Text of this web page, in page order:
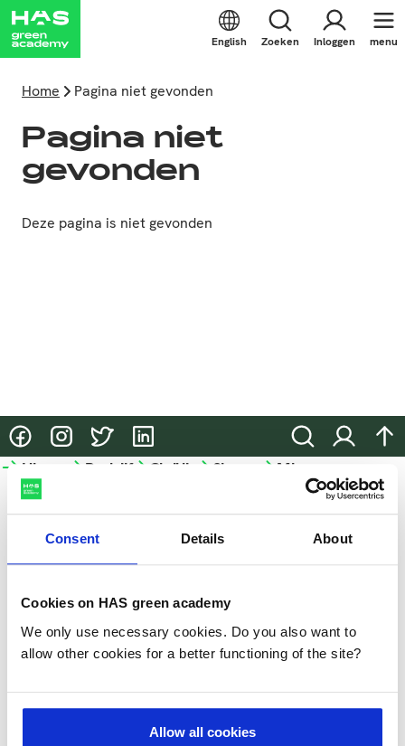
Consent Details About
Cookies on HAS green academy
We only use necessary cookies. Do you also want to
allow other cookies for a better functioning of the site?
Allow all cookies
English Zoeken Inloggen menu
Home Pagina niet gevonden
Pagina niet
gevonden
Deze pagina is niet gevonden
@HASgreenacademy
@HASgreenacademy
@greenacademyHAS
@HASgreenacademy ZoekenInloggen
Hbo-
opleidingen
events
Hulp
studiekeuze
Bedrijfsopleidingen
Incompany
en
Praktische
informatie
Microcredentials
Onderzoek
Lectoraten
Samenwerken
Samenwerken
Partnerbedrijven
Meer
HAS
green
academy
HAS
green